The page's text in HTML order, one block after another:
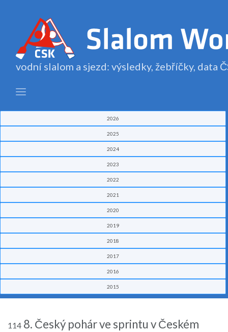
vodní slalom a sjezd: výsledky, žebříčky, data
2026
2025
2024
2023
2022
2021
2020
2019
2018
2017
2016
2015
114 8. Český pohár ve sprintu v Českém